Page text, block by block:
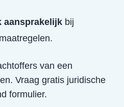
aansprakelijk bij
van een
. Vraag gratis juridische
formulier.